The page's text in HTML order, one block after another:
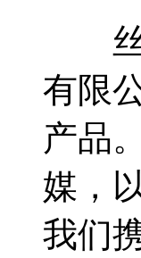
丝
有限
产品
媒，
我们